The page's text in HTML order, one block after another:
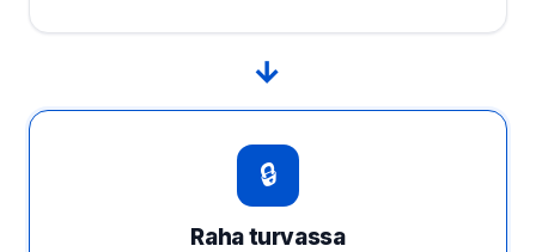
→
🔒
Raha turvassa